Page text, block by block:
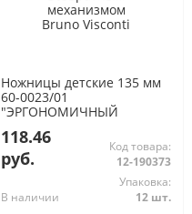
Ножницы детские 135 мм
60-0023/01
"ЭРГОНОМИЧНЫЙ
возвратным механизмом
Bruno Visconti
118.46
руб.
Код товара:
12-190373
В наличии
Упаковка:
12 шт.